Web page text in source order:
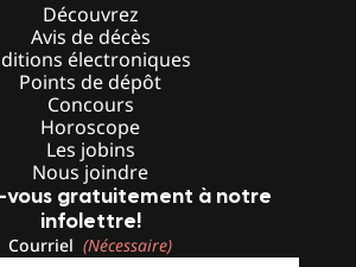
Découvrez
Avis de décès
électroniques
Points de dépôt
Concours
Horoscope
Les jobins
Nous joindre
vous gratuitement à notre
infolettre!
Courriel (Nécessaire)